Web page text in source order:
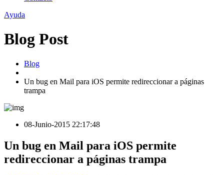
Ayuda
Blog Post
Blog
Un bug en Mail para iOS permite redireccionar a páginas
trampa
08-Junio-2015 22:17:48
Un bug en Mail para iOS permite
redireccionar a páginas trampa